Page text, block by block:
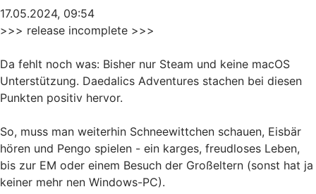
17.05.2024, 09:54
>>> release incomplete >>>
Da fehlt noch was: Bisher nur Steam und keine macOS
Unterstützung. Daedalics Adventures stachen bei diesen
Punkten positiv hervor.
So, muss man weiterhin Schneewittchen schauen, Eisbär
hören und Pengo spielen - ein karges, freudloses Leben,
bis zur EM oder einem Besuch der Großeltern (sonst hat ja
keiner mehr nen Windows-PC).